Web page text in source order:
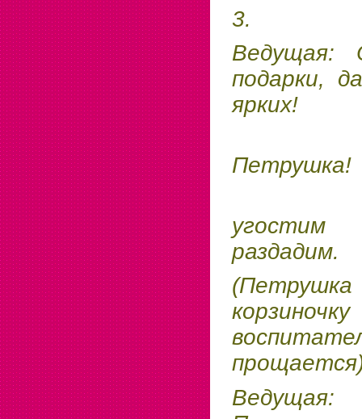
3.
Ведущая:
подарки,
ярких!
Петрушка!
раздадим.
Ведущая: